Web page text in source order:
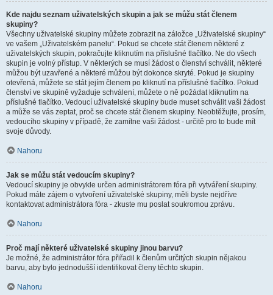
Kde najdu seznam uživatelských skupin a jak se můžu stát členem
skupiny?
Všechny uživatelské skupiny můžete zobrazit na záložce „Uživatelské skupiny“
ve vašem „Uživatelském panelu“. Pokud se chcete stát členem některé z
uživatelských skupin, pokračujte kliknutím na příslušné tlačítko. Ne do všech
skupin je volný přístup. V některých se musí žádost o členství schválit, některé
můžou být uzavřené a některé můžou být dokonce skryté. Pokud je skupiny
otevřená, můžete se stát jejím členem po kliknutí na příslušné tlačítko. Pokud
členství ve skupině vyžaduje schválení, můžete o ně požádat kliknutím na
příslušné tlačítko. Vedoucí uživatelské skupiny bude muset schválit vaši žádost
a může se vás zeptat, proč se chcete stát členem skupiny. Neobtěžujte, prosím,
vedoucího skupiny v případě, že zamítne vaši žádost - určitě pro to bude mít
svoje důvody.
Nahoru
Jak se můžu stát vedoucím skupiny?
Vedoucí skupiny je obvykle určen administrátorem fóra při vytváření skupiny.
Pokud máte zájem o vytvoření uživatelské skupiny, měli byste nejdříve
kontaktovat administrátora fóra - zkuste mu poslat soukromou zprávu.
Nahoru
Proč mají některé uživatelské skupiny jinou barvu?
Je možné, že administrátor fóra přiřadil k členům určitých skupin nějakou
barvu, aby bylo jednodušší identifikovat členy těchto skupin.
Nahoru